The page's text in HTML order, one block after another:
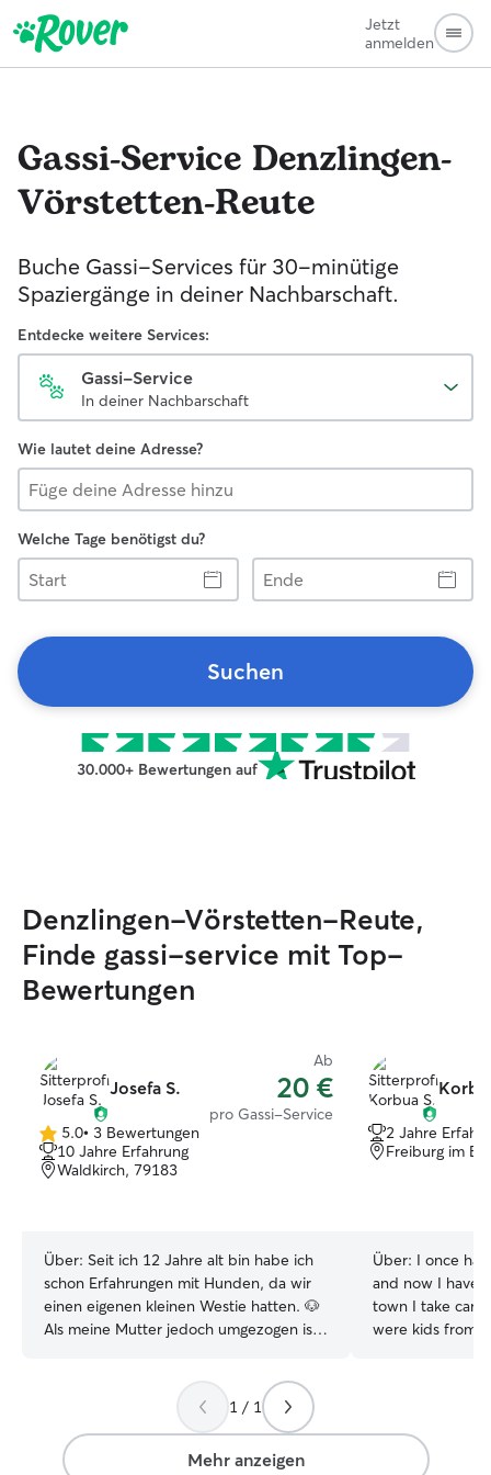
Jetzt
anmelden
Gassi-Service Denzlingen-
Vörstetten-Reute
Buche Gassi-Services für 30-minütige
Spaziergänge in deiner Nachbarschaft.
Entdecke weitere Services:
Gassi-Service
In deiner Nachbarschaft
Wie lautet deine Adresse?
Welche Tage benötigst du?
Start
Ende
Suchen
30.000+ Bewertungen auf
Denzlingen-Vörstetten-Reute,
Finde gassi-service mit Top-
Bewertungen
Josefa S.
Ab
20 €
pro Gassi-Service
5.0
von
5
5.0• 3 Bewertungen
10 Jahre Erfahrung
Waldkirch, 79183
Über: Seit ich 12 Jahre alt bin habe ich
schon Erfahrungen mit Hunden, da wir
einen eigenen kleinen Westie hatten. 🐶
Als meine Mutter jedoch umgezogen ist
nach einem neuen Hund sehr groß. Da
ich jedoch noch jung bin und nicht weiß
wo die Reise hin geht, möchte ich mir
jetzt noch keinen Hund holen. Ich bin
2 Jahre
Freiburg im
Über: I once
and now I have
town I take
were kids from
day on Saturday I always pay attention
to any
1 / 1
Mehr anzeigen